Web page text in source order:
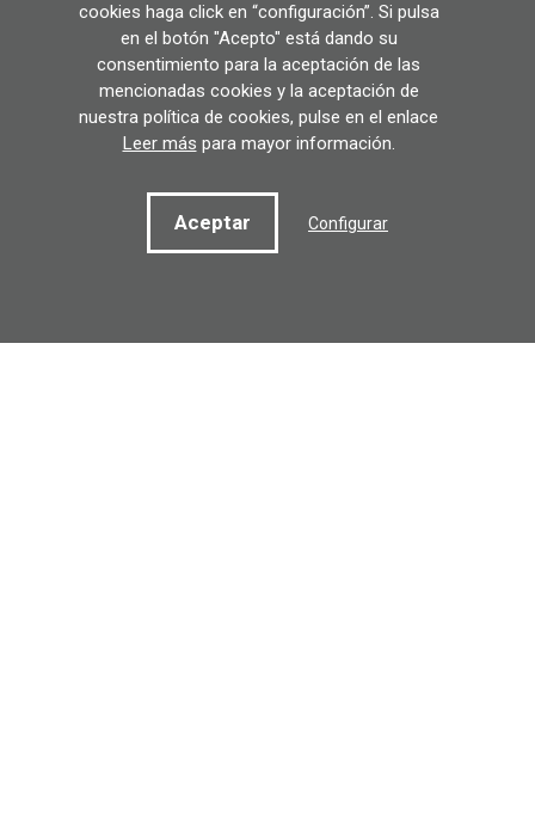
cookies haga click en “configuración”. Si pulsa
en el botón "Acepto" está dando su
consentimiento para la aceptación de las
mencionadas cookies y la aceptación de
nuestra política de cookies, pulse en el enlace
Leer más para mayor información.
Aceptar Configurar